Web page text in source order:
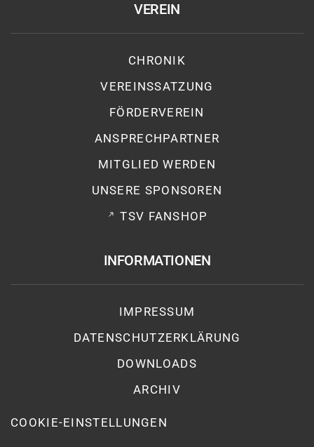
VEREIN
CHRONIK
VEREINSSATZUNG
FÖRDERVEREIN
ANSPRECHPARTNER
MITGLIED WERDEN
UNSERE SPONSOREN
TSV FANSHOP
INFORMATIONEN
IMPRESSUM
DATENSCHUTZ­ERKLÄRUNG
DOWNLOADS
ARCHIV
COOKIE-EINSTELLUNGEN